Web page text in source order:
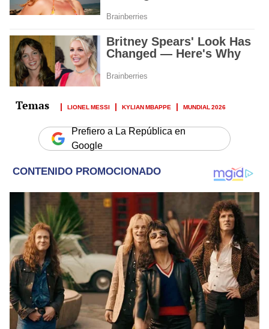
LIONEL MESSI KYLIAN MBAPPE MUNDIAL 2026
Prefiero a La República en
Google